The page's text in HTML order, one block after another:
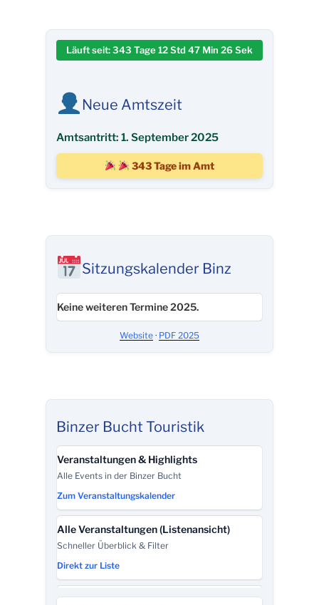
Läuft seit:343 Tage 12 Std 47 Min 26 Sek
Neue Amtszeit
Amtsantritt: 1. September 2025
343 Tage im Amt
Sitzungskalender Binz
Keine weiteren Termine 2025.
Website · PDF 2025
Binzer Bucht Touristik
Veranstaltungen & Highlights
Alle Events in der Binzer Bucht
Zum Veranstaltungskalender
Alle Veranstaltungen (Listenansicht)
Schneller Überblick & Filter
Direkt zur Liste
Touristinformation – Kontakt